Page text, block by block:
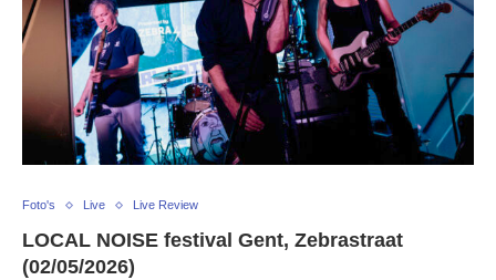
Foto's Live Live Review
LOCAL NOISE festival Gent, Zebrastraat
(02/05/2026)